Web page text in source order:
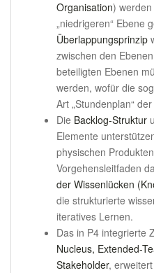
Organisation)
„niedrigeren“ Ebene
Überlappungsprinzip
zwischen den
beteiligten Ebenen
werden, wofür die
Art „Stundenplan“
Die Backlog-Struktur
Elemente
physischen
Vorgehensleitfaden
der Wissenlücken
die strukturierte
iteratives Lernen.
Das in P4 integrierte
Nucleus, Extended-
Stakeholder,